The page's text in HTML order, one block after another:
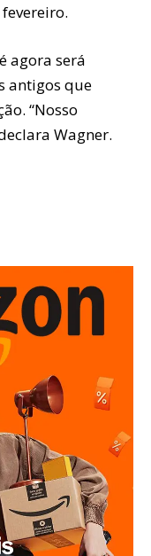
agora será
antigos que
“Nosso
Wagner.